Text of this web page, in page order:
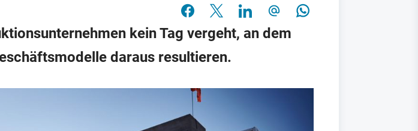
kein Tag vergeht, an dem
daraus resultieren.